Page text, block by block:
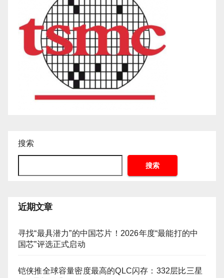
搜索
搜索
近期文章
寻找“最具潜力”的中国芯片！2026年度“最能打的中
国芯”评选正式启动
铠侠推全球容量密度最高的QLC闪存：332层比三星